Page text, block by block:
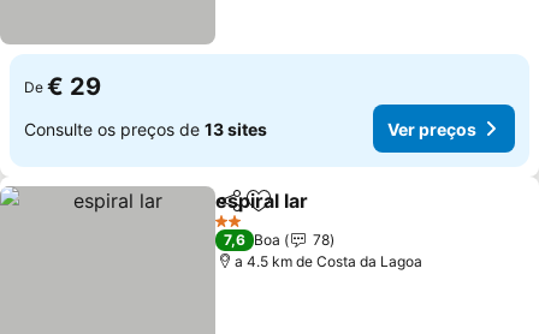
De € 29
Consulte os preços de 13 sites Ver preços
PartilharAdicionar aos favoritos
espiral lar
2 Estrelas
7,6 Boa
78
a 4.5 km de Costa da Lagoa